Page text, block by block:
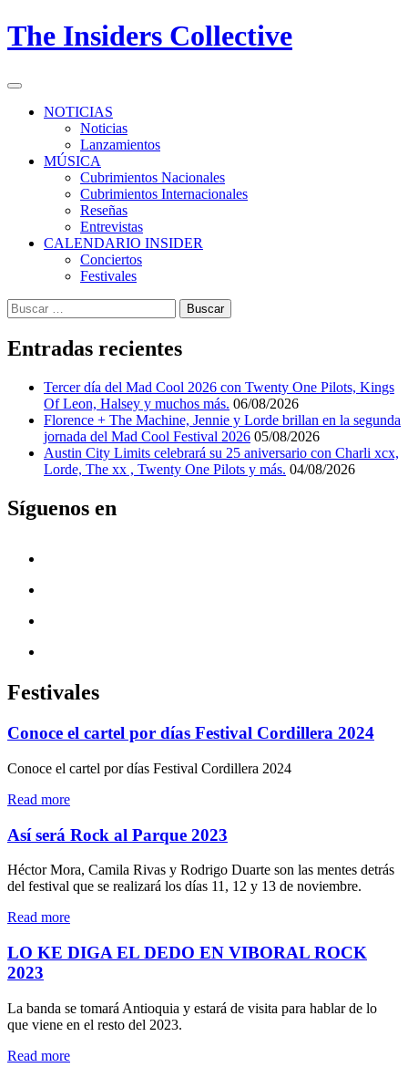
Skip
to
The Insiders Collective
Primary
NOTICIAS
Noticias
Lanzamientos
MÚSICA
Cubrimientos Nacionales
Cubrimientos Internacionales
Reseñas
Entrevistas
CALENDARIO INSIDER
Conciertos
Festivales
Buscar:
Entradas recientes
Tercer día del Mad Cool 2026 con Twenty One Pilots, Kings
Of Leon, Halsey y muchos más. 06/08/2026
Florence + The Machine, Jennie y Lorde brillan en la segunda
jornada del Mad Cool Festival 2026 05/08/2026
Austin City Limits celebrará su 25 aniversario con Charli xcx,
Lorde, The xx , Twenty One Pilots y más. 04/08/2026
Síguenos en
Festivales
Conoce el cartel por días Festival Cordillera 2024
Conoce el cartel por días Festival Cordillera 2024
Read more"Conoce
cartel
por
días
Festival
Cordillera
2024"
Así será Rock al Parque 2023
Héctor Mora, Camila Rivas y Rodrigo Duarte son las mentes detrás
del festival que se realizará los días 11, 12 y 13 de noviembre.
Read more"Así
Rock
LO KE DIGA EL DEDO EN VIBORAL ROCK
2023
La banda se tomará Antioquia y estará de visita para hablar de lo
que viene en el resto del 2023.
Read more"LO